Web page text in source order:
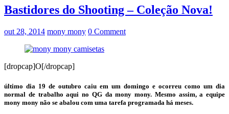
Bastidores do Shooting – Coleção Nova!
out 28, 2014 mony mony 0 Comment
[dropcap]O[/dropcap]
último dia 19 de outubro caiu em um domingo e ocorreu como um dia
normal de trabalho aqui no QG da mony mony. Mesmo assim, a equipe
mony mony não se abalou com uma tarefa programada há meses.